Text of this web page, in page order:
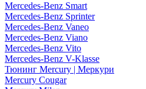
Mercedes-Benz Smart
Mercedes-Benz Sprinter
Mercedes-Benz Vaneo
Mercedes-Benz Viano
Mercedes-Benz Vito
Mercedes-Benz V-Klasse
Тюнинг Mercury | Меркури
Mercury Cougar